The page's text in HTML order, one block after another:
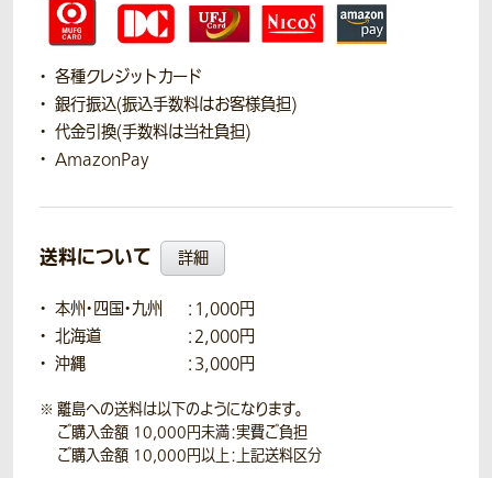
各種クレジットカード
銀行振込(振込手数料はお客様負担)
代金引換(手数料は当社負担)
AmazonPay
送料について 詳細
本州・四国・九州
：1,000円
北海道
：2,000円
沖縄
：3,000円
離島への送料は以下のようになります。
ご購入金額 10,000円未満：実費ご負担
ご購入金額 10,000円以上：上記送料区分